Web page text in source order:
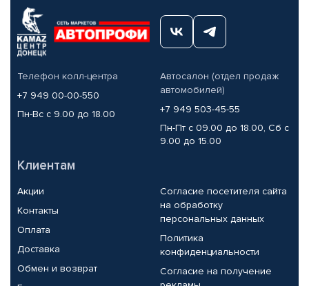
Телефон колл-центра
+7 949 00-00-550
Пн-Вс с 9.00 до 18.00
Автосалон (отдел продаж
автомобилей)
+7 949 503-45-55
Пн-Пт с 09.00 до 18.00, Сб с
9.00 до 15.00
Клиентам
Акции
Контакты
Оплата
Доставка
Обмен и возврат
Согласие посетителя сайта
на обработку
персональных данных
Политика
конфиденциальности
Согласие на получение